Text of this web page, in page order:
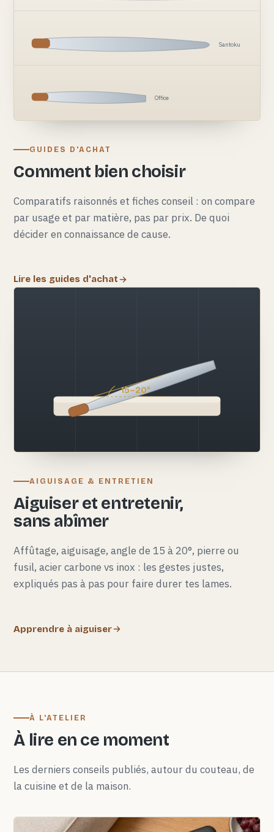
Santoku
Office
GUIDES D'ACHAT
Comment bien choisir
Comparatifs raisonnés et fiches conseil : on compare
par usage et par matière, pas par prix. De quoi
décider en connaissance de cause.
Lire les guides d'achat
15–20°
AIGUISAGE & ENTRETIEN
Aiguiser et entretenir,
sans abîmer
Affûtage, aiguisage, angle de 15 à 20°, pierre ou
fusil, acier carbone vs inox : les gestes justes,
expliqués pas à pas pour faire durer tes lames.
Apprendre à aiguiser
À L'ATELIER
À lire en ce moment
Les derniers conseils publiés, autour du couteau, de
la cuisine et de la maison.